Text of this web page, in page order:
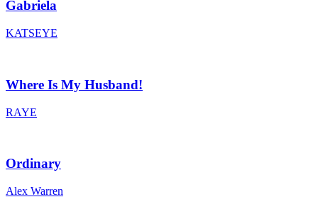
Gabriela
KATSEYE
Where Is My Husband!
RAYE
Ordinary
Alex Warren